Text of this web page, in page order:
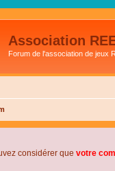
Association
Forum de l'association de jeux
considérer que votre